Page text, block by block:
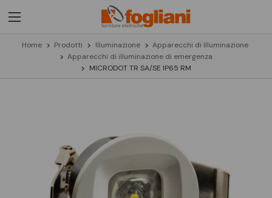
Home Prodotti Illuminazione
Apparecchi di Illuminazione
Apparecchi di illuminazione di emergenza
MICRODOT TR SA/SE IP65 RM